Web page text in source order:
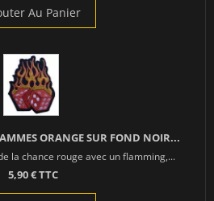
Au Panier
ORANGE SUR FOND NOIR...
la chance rouge avec un flamming,...
5,90 € TTC